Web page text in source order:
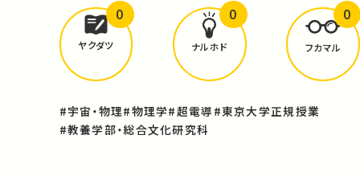
どんな学びがありましたか？
ヤクダツ
0
ナルホド
0
フカマル
0
#宇宙・物理#物理学#超電導 #東京大学正規授業
#教養学部・総合文化研究科